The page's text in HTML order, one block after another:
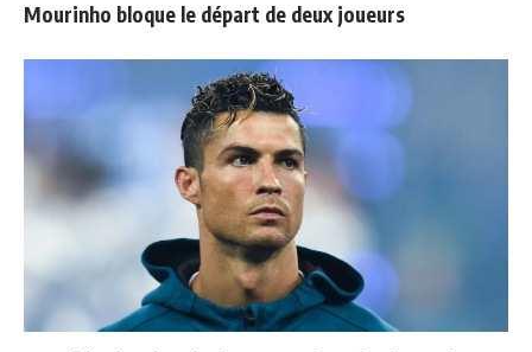
Mourinho bloque le départ de deux joueurs